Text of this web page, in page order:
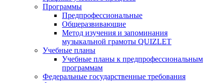
Программы
Предпрофессиональные
Общеразвивающие
Метод изучения и запоминания
музыкальной грамоты QUIZLET
Учебные планы
Учебные планы к предпрофессиональным
программам
Федеральные государственные требования